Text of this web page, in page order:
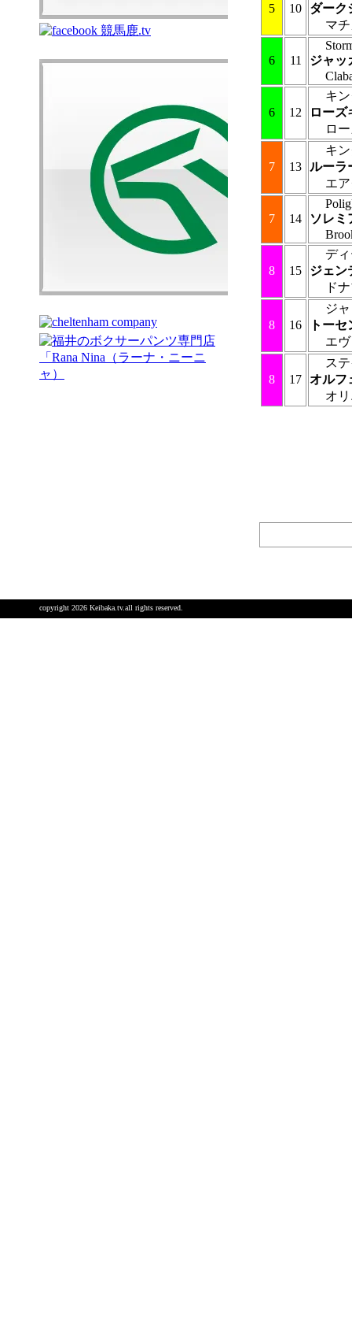
5 10
ダーク
マ
6 11
ジャッ
6 12
キ
ローズ
ロ
7 13
キ
ルーラ
エ
7 14
ソレミ
8 15
デ
ジェン
ド
8 16
ジ
トー
エ
8 17
ス
オルフ
オ
copyright 2026 Keibaka.tv.all rights reserved.